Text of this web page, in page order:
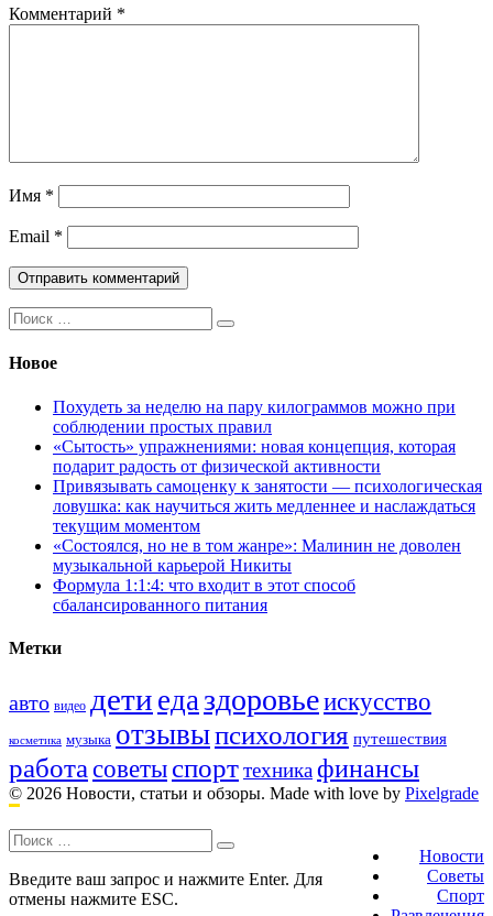
Комментарий *
Имя *
Email *
Поиск:
Новое
Похудеть за неделю на пару килограммов можно при
соблюдении простых правил
«Сытость» упражнениями: новая концепция, которая
подарит радость от физической активности
Привязывать самоценку к занятости — психологическая
ловушка: как научиться жить медленнее и наслаждаться
текущим моментом
«Состоялся, но не в том жанре»: Малинин не доволен
музыкальной карьерой Никиты
Формула 1:1:4: что входит в этот способ
сбалансированного питания
Метки
авто видео дети едаздоровьеискусство
косметика музыка отзывыпсихология путешествия
работа советы спорттехникафинансы
© 2026 Новости, статьи и обзоры. Made with love by Pixelgrade
navigation
Новости
Советы
Спорт
Поиск:
Введите ваш запрос и нажмите Enter. Для
отмены нажмите ESC.